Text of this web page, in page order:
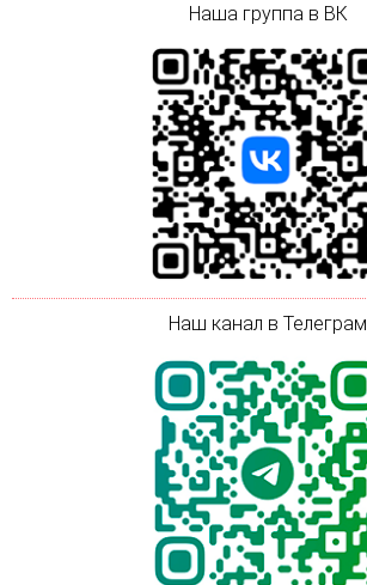
Наша группа в ВК
Наш канал в Телеграм